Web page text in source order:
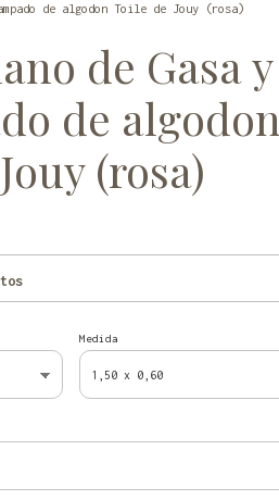
de algodon Toile de Jouy (rosa)
de Gasa y
de algodon
(rosa)
Medida